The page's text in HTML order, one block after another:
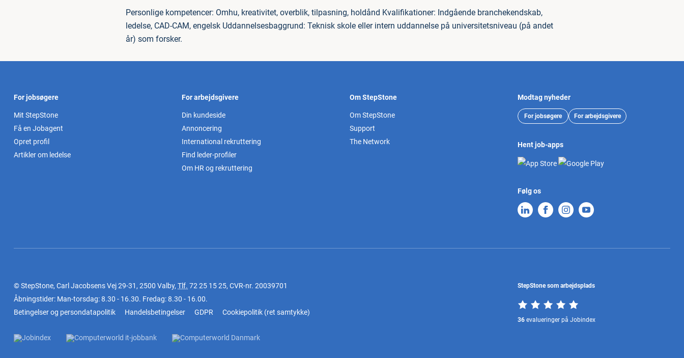
Personlige kompetencer: Omhu, kreativitet, overblik, tilpasning, holdånd Kvalifikationer: Indgående branchekendskab,
ledelse, CAD-CAM, engelsk Uddannelsesbaggrund: Teknisk skole eller intern uddannelse på universitetsniveau (på andet
år) som forsker.
For jobsøgere
Mit StepStone
Få en Jobagent
Opret profil
Artikler om ledelse
For arbejdsgivere
Din kundeside
Annoncering
International rekruttering
Find leder-profiler
Om HR og rekruttering
Om StepStone
Om StepStone
Support
The Network
Modtag nyheder
For jobsøgere For arbejdsgivere
Hent job-apps
Følg os
© StepStone, Carl Jacobsens Vej 29-31, 2500 Valby, Tlf. 72 25 15 25, CVR-nr. 20039701
Åbningstider: Man-torsdag: 8.30 - 16.30. Fredag: 8.30 - 16.00.
Betingelser og persondatapolitik
Handelsbetingelser GDPR Cookiepolitik (ret samtykke)
StepStone som arbejdsplads
36 evalueringer på Jobindex